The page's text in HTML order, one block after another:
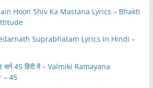
Hoon Shiv Ka Mastana Lyrics – Bhakti
Suprabhatam Lyrics In Hindi –
सर्ग 45 हिंदी में – Valmiki Ramayana
– 45